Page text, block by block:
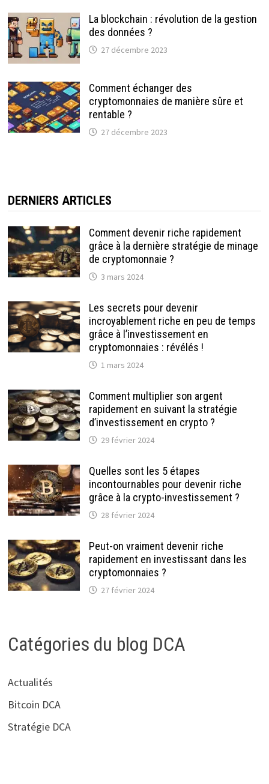
La blockchain : révolution de la gestion
des données ?
27 décembre 2023
Comment échanger des
cryptomonnaies de manière sûre et
rentable ?
27 décembre 2023
DERNIERS ARTICLES
Comment devenir riche rapidement
grâce à la dernière stratégie de minage
de cryptomonnaie ?
3 mars 2024
Les secrets pour devenir
incroyablement riche en peu de temps
grâce à l’investissement en
cryptomonnaies : révélés !
1 mars 2024
Comment multiplier son argent
rapidement en suivant la stratégie
d’investissement en crypto ?
29 février 2024
Quelles sont les 5 étapes
incontournables pour devenir riche
grâce à la crypto-investissement ?
28 février 2024
Peut-on vraiment devenir riche
rapidement en investissant dans les
cryptomonnaies ?
27 février 2024
Catégories du blog DCA
Actualités
Bitcoin DCA
Stratégie DCA